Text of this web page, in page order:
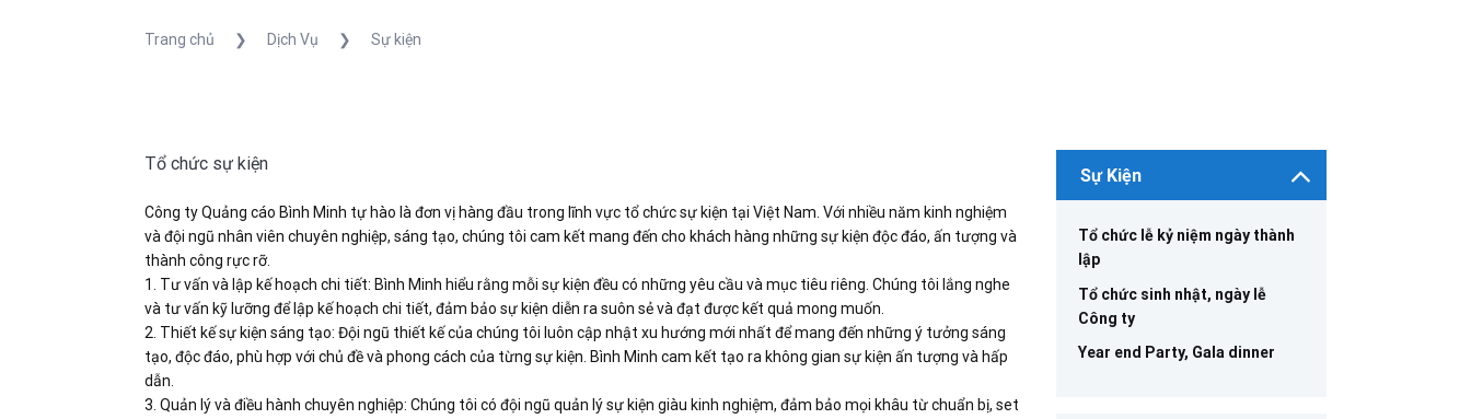
Trang chủ ❯ Dịch Vụ ❯ Sự kiện
Tổ chức sự kiện
Công ty Quảng cáo Bình Minh tự hào là đơn vị hàng đầu trong lĩnh vực tổ chức sự kiện tại Việt Nam. Với nhiều năm kinh nghiệm
và đội ngũ nhân viên chuyên nghiệp, sáng tạo, chúng tôi cam kết mang đến cho khách hàng những sự kiện độc đáo, ấn tượng và
thành công rực rỡ.
1. Tư vấn và lập kế hoạch chi tiết: Bình Minh hiểu rằng mỗi sự kiện đều có những yêu cầu và mục tiêu riêng. Chúng tôi lắng nghe
và tư vấn kỹ lưỡng để lập kế hoạch chi tiết, đảm bảo sự kiện diễn ra suôn sẻ và đạt được kết quả mong muốn.
2. Thiết kế sự kiện sáng tạo: Đội ngũ thiết kế của chúng tôi luôn cập nhật xu hướng mới nhất để mang đến những ý tưởng sáng
tạo, độc đáo, phù hợp với chủ đề và phong cách của từng sự kiện. Bình Minh cam kết tạo ra không gian sự kiện ấn tượng và hấp
dẫn.
3. Quản lý và điều hành chuyên nghiệp: Chúng tôi có đội ngũ quản lý sự kiện giàu kinh nghiệm, đảm bảo mọi khâu từ chuẩn bị, set
Sự Kiện
Tổ chức lễ kỷ niệm ngày thành
lập
Tổ chức sinh nhật, ngày lễ
Công ty
Year end Party, Gala dinner